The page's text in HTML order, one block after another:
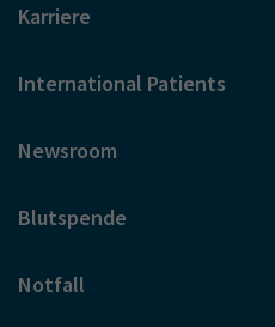
Karriere
International Patients
Newsroom
Blutspende
Notfall